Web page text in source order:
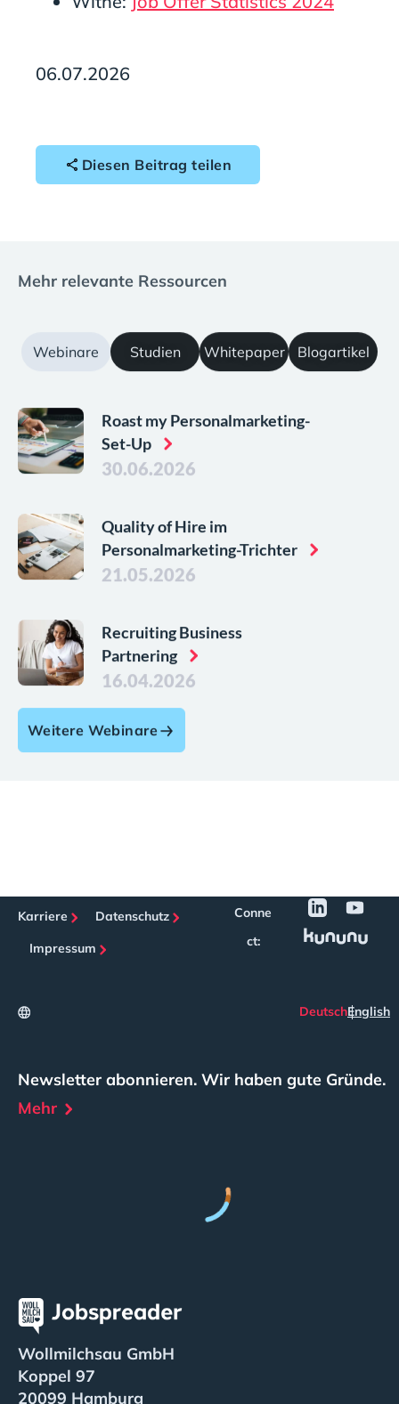
06.07.2026
Diesen Beitrag teilen
Mehr relevante Ressourcen
Webinare Studien Whitepaper Blogartikel
Roast my Personalmarketing-
Set-Up
30.06.2026
Quality of Hire im
Personalmarketing-Trichter
21.05.2026
Recruiting Business
Partnering
16.04.2026
Weitere Webinare
Karriere
Datenschutz
Impressum
Conne
ct:
DeutschEnglish
Wollmilchsau GmbH
Koppel 97
20099 Hamburg
Newsletter abonnieren. Wir haben gute Gründe.
Mehr